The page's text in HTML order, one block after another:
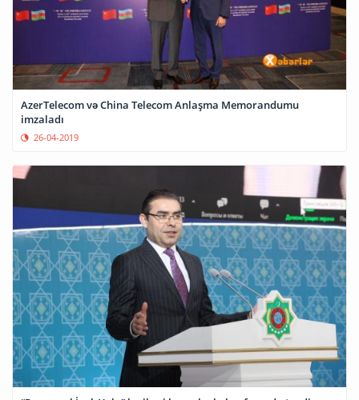
AzerTelecom və China Telecom Anlaşma Memorandumu
imzaladı
26-04-2019